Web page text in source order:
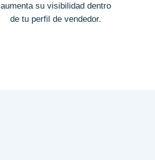
aumenta su visibilidad dentro
de tu perfil de vendedor.